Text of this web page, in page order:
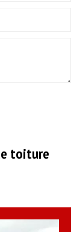
toiture